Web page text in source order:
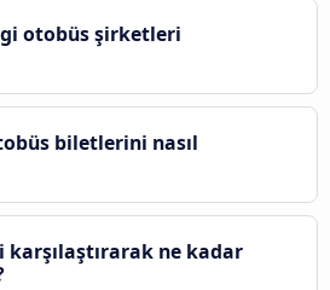
otobüs şirketleri
biletlerini nasıl
ne kadar